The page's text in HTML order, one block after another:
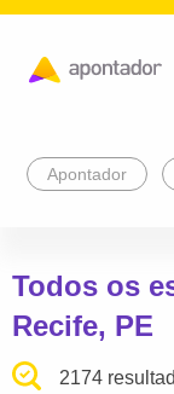
Apontador
Todos os
Recife, PE
2174